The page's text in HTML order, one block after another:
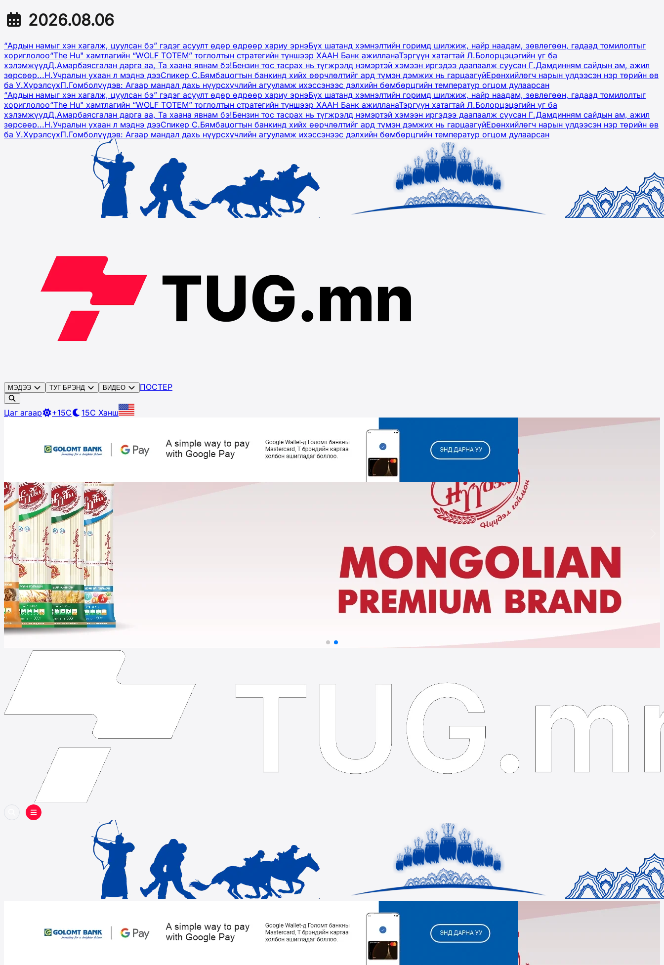
2026.08.06
“Ардын намыг хэн хагалж, цуулсан бэ” гэдэг асуулт өдөр өдрөөр хариу эрнэБүх шатанд хэмнэлтийн горимд шилжиж, найр наадам, зөвлөгөөн, гадаад томилолтыг
хориглолоо“The Hu" хамтлагийн “WOLF TOTEM” тоглолтын стратегийн түншээр ХААН Банк ажилланаТэргүүн хатагтай Л.Болорцэцэгийн үг ба
хэлэмжүүдД.Амарбаясгалан дарга аа, Та хаана явнам бэ!Бензин тос тасрах нь түгжрэлд нэмэртэй хэмээн иргэдээ даапаалж суусан Г.Дамдинням сайдын ам, ажил
зөрсөөр...Н.Учралын ухаан л мэднэ дээСпикер С.Бямбацогтын банкинд хийх өөрчлөлтийг ард түмэн дэмжих нь гарцаагүйЕрөнхийлөгч нарын үлдээсэн нэр төрийн өв
ба У.ХүрэлсүхП.Гомболүүдэв: Агаар мандал дахь нүүрсхүчлийн агууламж ихэссэнээс дэлхийн бөмбөрцгийн температур огцом дулаарсан
“Ардын намыг хэн хагалж, цуулсан бэ” гэдэг асуулт өдөр өдрөөр хариу эрнэБүх шатанд хэмнэлтийн горимд шилжиж, найр наадам, зөвлөгөөн, гадаад томилолтыг
хориглолоо“The Hu" хамтлагийн “WOLF TOTEM” тоглолтын стратегийн түншээр ХААН Банк ажилланаТэргүүн хатагтай Л.Болорцэцэгийн үг ба
хэлэмжүүдД.Амарбаясгалан дарга аа, Та хаана явнам бэ!Бензин тос тасрах нь түгжрэлд нэмэртэй хэмээн иргэдээ даапаалж суусан Г.Дамдинням сайдын ам, ажил
зөрсөөр...Н.Учралын ухаан л мэднэ дээСпикер С.Бямбацогтын банкинд хийх өөрчлөлтийг ард түмэн дэмжих нь гарцаагүйЕрөнхийлөгч нарын үлдээсэн нэр төрийн өв
ба У.ХүрэлсүхП.Гомболүүдэв: Агаар мандал дахь нүүрсхүчлийн агууламж ихэссэнээс дэлхийн бөмбөрцгийн температур огцом дулаарсан
МЭДЭЭ ТУГ БРЭНД ВИДЕО ПОСТЕР
Цаг агаар +15C 15C Ханш